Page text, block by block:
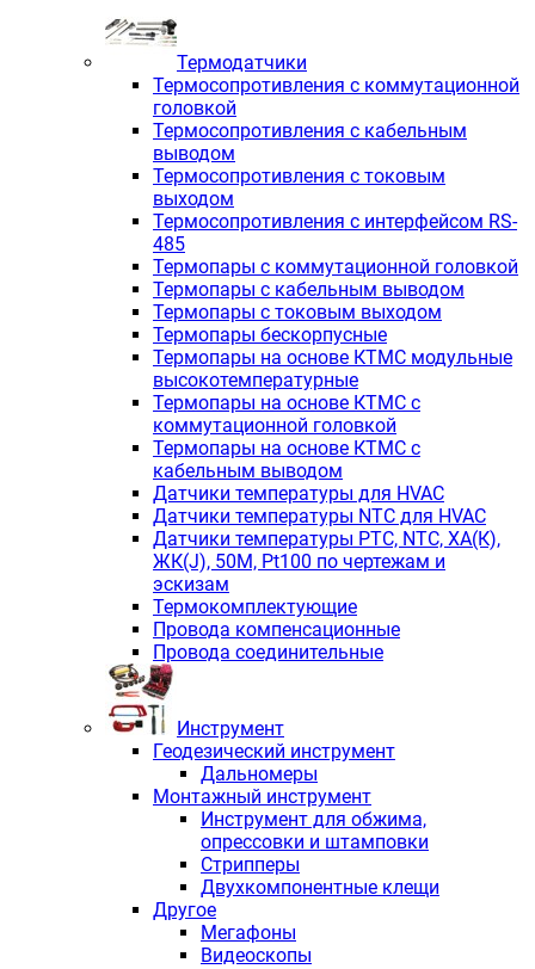
Термодатчики
Термосопротивления с коммутационной
головкой
Термосопротивления с кабельным
выводом
Термосопротивления с токовым
выходом
Термосопротивления с интерфейсом RS-
485
Термопары с коммутационной головкой
Термопары с кабельным выводом
Термопары с токовым выходом
Термопары бескорпусные
Термопары на основе КТМС модульные
высокотемпературные
Термопары на основе КТМС с
коммутационной головкой
Термопары на основе КТМС с
кабельным выводом
Датчики температуры для HVAC
Датчики температуры NTC для HVAC
Датчики температуры PTС, NTC, ХА(К),
ЖК(J), 50М, Pt100 по чертежам и
эскизам
Термокомплектующие
Провода компенсационные
Провода соединительные
Инструмент
Геодезический инструмент
Дальномеры
Монтажный инструмент
Инструмент для обжима,
опрессовки и штамповки
Стрипперы
Двухкомпонентные клещи
Другое
Мегафоны
Видеоскопы